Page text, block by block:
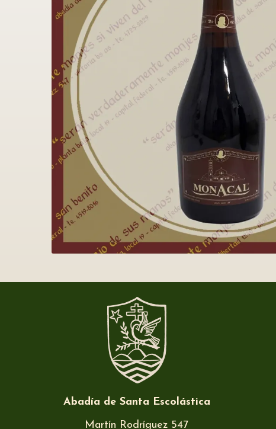
Abadía de Santa Escolástica
Martín Rodríguez 547